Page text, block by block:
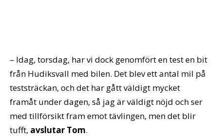
– Idag, torsdag, har vi dock genomfört en test en bit
från Hudiksvall med bilen. Det blev ett antal mil på
teststräckan, och det har gått väldigt mycket
framåt under dagen, så jag är väldigt nöjd och ser
med tillförsikt fram emot tävlingen, men det blir
tufft, avslutar Tom.